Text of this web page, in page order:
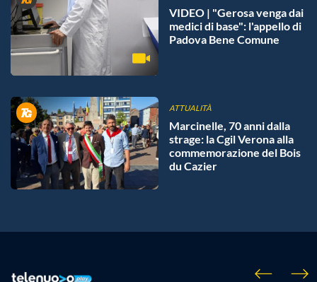
VIDEO | "Gerosa venga dai
medici di base": l'appello di
Padova Bene Comune
ATTUALITÀ
Marcinelle, 70 anni dalla
strage: la Cgil Verona alla
commemorazione del Bois
du Cazier